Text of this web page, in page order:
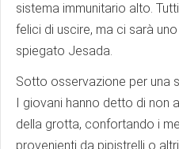
sistema immunitario alto.
felici di uscire, ma ci sarà
spiegato Jesada.
Sotto osservazione per una
I giovani hanno detto di non
della grotta, confortando i
provenienti da pipistrelli o